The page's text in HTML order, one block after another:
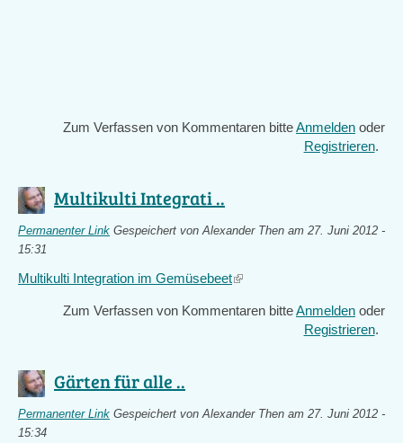
Zum Verfassen von Kommentaren bitteAnmelden oder
Registrieren.
Multikulti Integrati ..
Permanenter Link Gespeichert vonAlexander Then am 27. Juni 2012 -
15:31
Multikulti Integration im Gemüsebeet(link
external)
Zum Verfassen von Kommentaren bitteAnmelden oder
Registrieren.
Gärten für alle ..
Permanenter Link Gespeichert vonAlexander Then am 27. Juni 2012 -
15:34